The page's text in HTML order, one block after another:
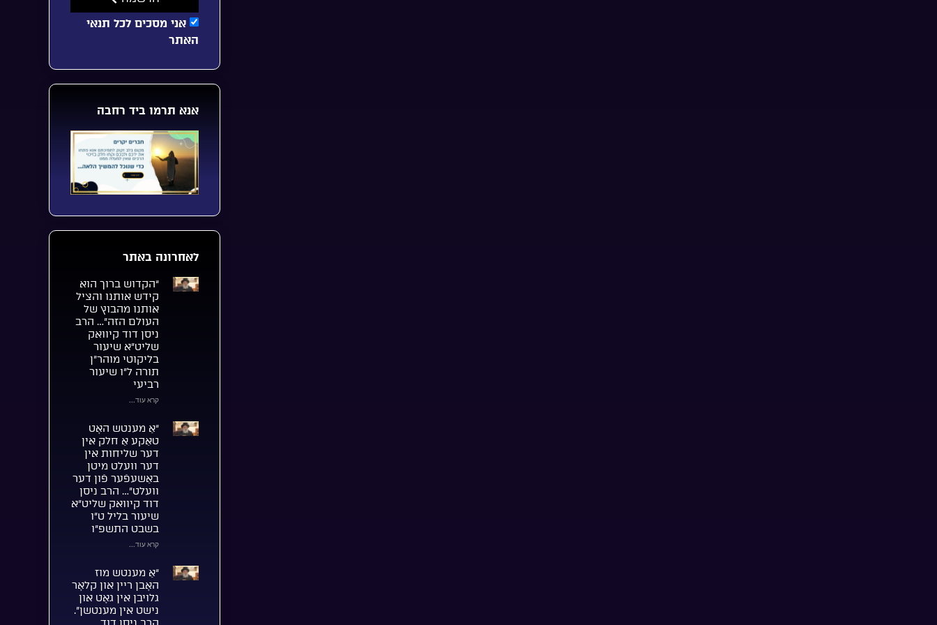
אני מסכים לכל תנאי
האתר
אנא תרמו ביד רחבה
לאחרונה באתר
“הקדוש ברוך הוא
קידש אותנו והציל
אותנו מהבוץ של
העולם הזה”… הרב
ניסן דוד קיוואק
שליט”א שיעור
בליקוטי מוהר”ן
תורה ל”ו שיעור
רביעי
קרא עוד...
“אַ מענטש האָט
טאַקע אַ חלק אין
דער שליחות אין
דער וועלט מיטן
באַשעפֿער פֿון דער
וועלט”… הרב ניסן
דוד קיוואק שליט”א
שיעור בליל ט”ו
בשבט התשפ”ו
קרא עוד...
“אַ מענטש מוז
האָבן ריין און קלאָר
גלויבן אין גאָט און
נישט אין מענטשן”.